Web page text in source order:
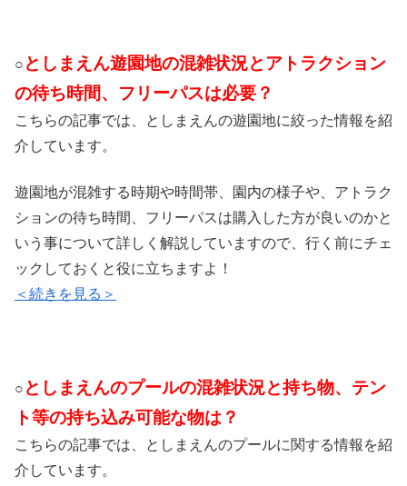
○ としまえん遊園地の混雑状況とアトラクション
の待ち時間、フリーパスは必要？
こちらの記事では、としまえんの遊園地に絞った情報を紹
介しています。
遊園地が混雑する時期や時間帯、園内の様子や、アトラク
ションの待ち時間、フリーパスは購入した方が良いのかと
いう事について詳しく解説していますので、行く前にチェ
ックしておくと役に立ちますよ！
＜続きを見る＞
○ としまえんのプールの混雑状況と持ち物、テン
ト等の持ち込み可能な物は？
こちらの記事では、としまえんのプールに関する情報を紹
介しています。